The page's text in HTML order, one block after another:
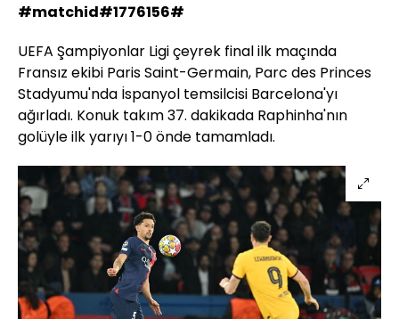
#matchid#1776156#
UEFA Şampiyonlar Ligi çeyrek final ilk maçında
Fransız ekibi Paris Saint-Germain, Parc des Princes
Stadyumu'nda İspanyol temsilcisi Barcelona'yı
ağırladı. Konuk takım 37. dakikada Raphinha'nın
golüyle ilk yarıyı 1-0 önde tamamladı.